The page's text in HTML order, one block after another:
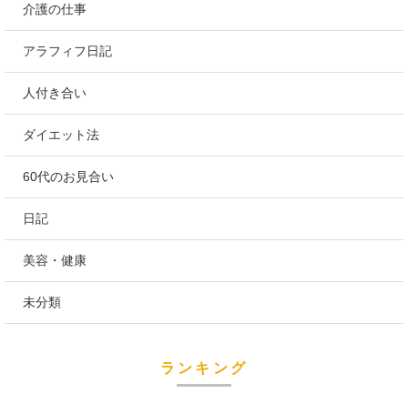
介護の仕事
アラフィフ日記
人付き合い
ダイエット法
60代のお見合い
日記
美容・健康
未分類
ランキング